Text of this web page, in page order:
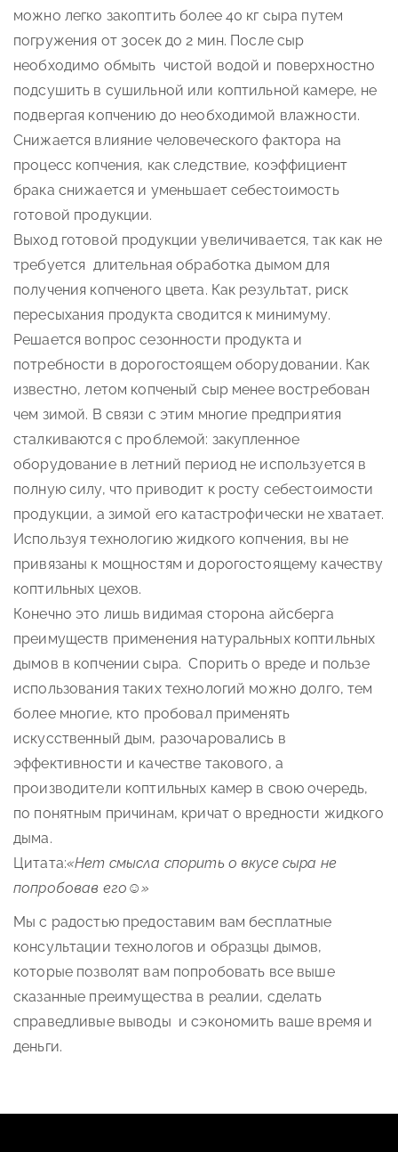
можно легко закоптить более 40 кг сыра путем
погружения от 30сек до 2 мин. После сыр
необходимо обмыть чистой водой и поверхностно
подсушить в сушильной или коптильной камере, не
подвергая копчению до необходимой влажности.
Снижается влияние человеческого фактора на
процесс копчения, как следствие, коэффициент
брака снижается и уменьшает себестоимость
готовой продукции.
Выход готовой продукции увеличивается, так как не
требуется длительная обработка дымом для
получения копченого цвета. Как результат, риск
пересыхания продукта сводится к минимуму.
Решается вопрос сезонности продукта и
потребности в дорогостоящем оборудовании. Как
известно, летом копченый сыр менее востребован
чем зимой. В связи с этим многие предприятия
сталкиваются с проблемой: закупленное
оборудование в летний период не используется в
полную силу, что приводит к росту себестоимости
продукции, а зимой его катастрофически не хватает.
Используя технологию жидкого копчения, вы не
привязаны к мощностям и дорогостоящему качеству
коптильных цехов.
Конечно это лишь видимая сторона айсберга
преимуществ применения натуральных коптильных
дымов в копчении сыра. Спорить о вреде и пользе
использования таких технологий можно долго, тем
более многие, кто пробовал применять
искусственный дым, разочаровались в
эффективности и качестве такового, а
производители коптильных камер в свою очередь,
по понятным причинам, кричат о вредности жидкого
дыма.
Цитата:«Нет смысла спорить о вкусе сыра не
попробовав его ☺»
Мы с радостью предоставим вам бесплатные
консультации технологов и образцы дымов,
которые позволят вам попробовать все выше
сказанные преимущества в реалии, сделать
справедливые выводы и сэкономить ваше время и
деньги.